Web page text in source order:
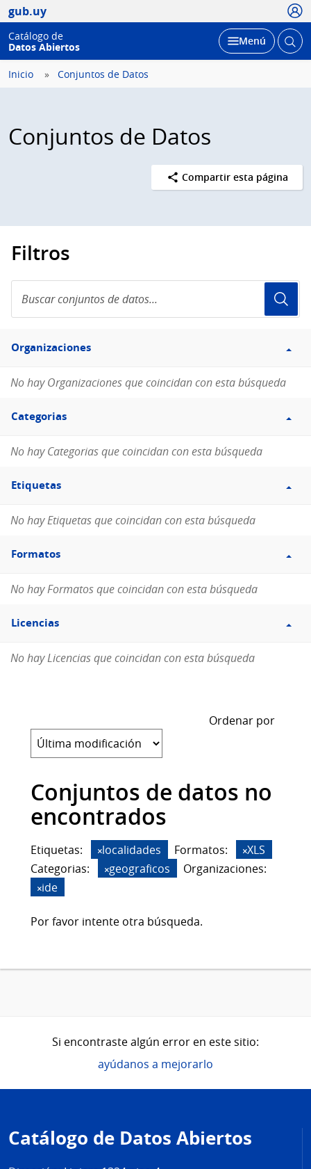
gub.uy
Catálogo de
Datos Abiertos
Desplegar
Menú Abrir
Inicio Conjuntos de Datos
Conjuntos de Datos
Compartir esta página
Filtros
conjuntos
de
Filtro
Organizaciones
Organizaciones
No hay Organizaciones que coincidan con esta búsqueda
Filtro
Categorias
Categorias
No hay Categorias que coincidan con esta búsqueda
Filtro
Etiquetas
Etiquetas
No hay Etiquetas que coincidan con esta búsqueda
Filtro
Formatos
Formatos
No hay Formatos que coincidan con esta búsqueda
Filtro
Licencias
Licencias
No hay Licencias que coincidan con esta búsqueda
Ordenar por
Conjuntos de datos no
encontrados
Etiquetas: localidades Formatos:
XLS
Categorias:
geograficos
Organizaciones:
ide
Por favor intente otra búsqueda.
Si encontraste algún error en este sitio:
ayúdanos a mejorarlo
de
página
Catálogo de Datos Abiertos